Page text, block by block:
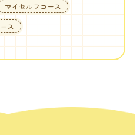
マイセルフコース
ス